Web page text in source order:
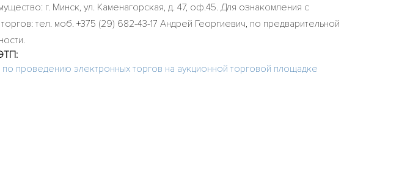
г. Минск, ул. Каменагорская, д. 47, оф.45. Для ознакомления с
тел. моб. +375 (29) 682-43-17 Андрей Георгиевич, по предварительной
по проведению электронных торгов на аукционной торговой площадке